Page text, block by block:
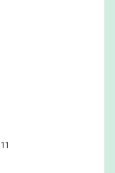
T610027446